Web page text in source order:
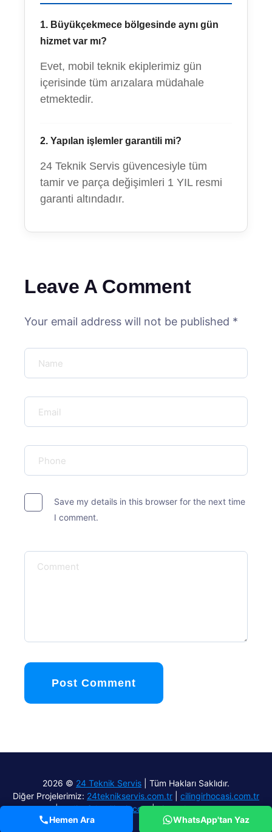
Hemen Ara WhatsApp'tan Yaz
1. Büyükçekmece bölgesinde aynı gün
hizmet var mı?
Evet, mobil teknik ekiplerimiz gün
içerisinde tüm arızalara müdahale
etmektedir.
2. Yapılan işlemler garantili mi?
24 Teknik Servis güvencesiyle tüm
tamir ve parça değişimleri 1 YIL resmi
garanti altındadır.
Leave A Comment
Your email address will not be published *
Save my details in this browser for the next time
I comment.
Post Comment
2026 © 24 Teknik Servis | Tüm Hakları Saklıdır.
Diğer Projelerimiz: 24teknikservis.com.tr
cilingirhocasi.com.tr
|aydinefelercilingir.com|airmach.com.tr